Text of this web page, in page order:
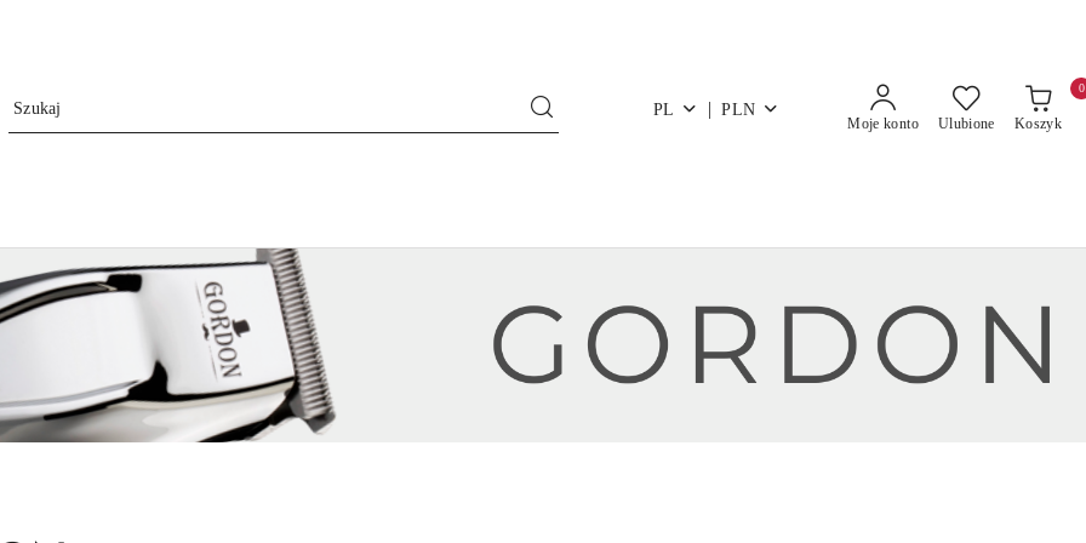
PL | PLN
Moje konto Ulubione Koszyk
0